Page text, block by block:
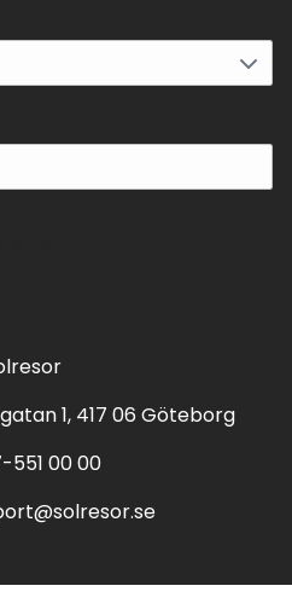
1, 417 06 Göteborg
551 00 00